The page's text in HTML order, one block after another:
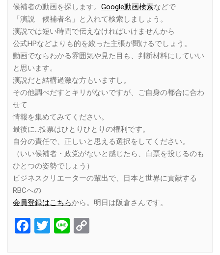
候補者の動画を探します。 Google動画検索などで
「演説 候補者名」と入れて検索しましょう。
演説では短い時間で伝えなければいけませんから
公式HPなどよりも的を絞った主張が聞けるでしょう。
動画でならわかる雰囲気や見た目も、判断材料にしていい
と思います。
演説だと結構過激な方もいますし。
その他調べだすとキリがないですが、ご自身の都合に合わ
せて
情報を集めてみてください。
最後に…投票はひとりひとりの権利です。
自分の責任で、正しいと思える選択をしてください。
（いい候補者・政党がないと感じたら、白票を投じるのも
ひとつの姿勢でしょう）
ビジネスクリエーターの輩出で、日本と世界に貢献する
RBCへの
会員登録はこちらから。明日は阪倉さんです。
Facebook
Twitter
Line